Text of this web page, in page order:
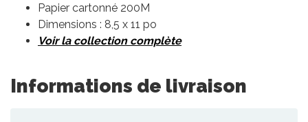
Papier cartonné 200M
Dimensions : 8,5 x 11 po
Voir la collection complète
Informations de livraison